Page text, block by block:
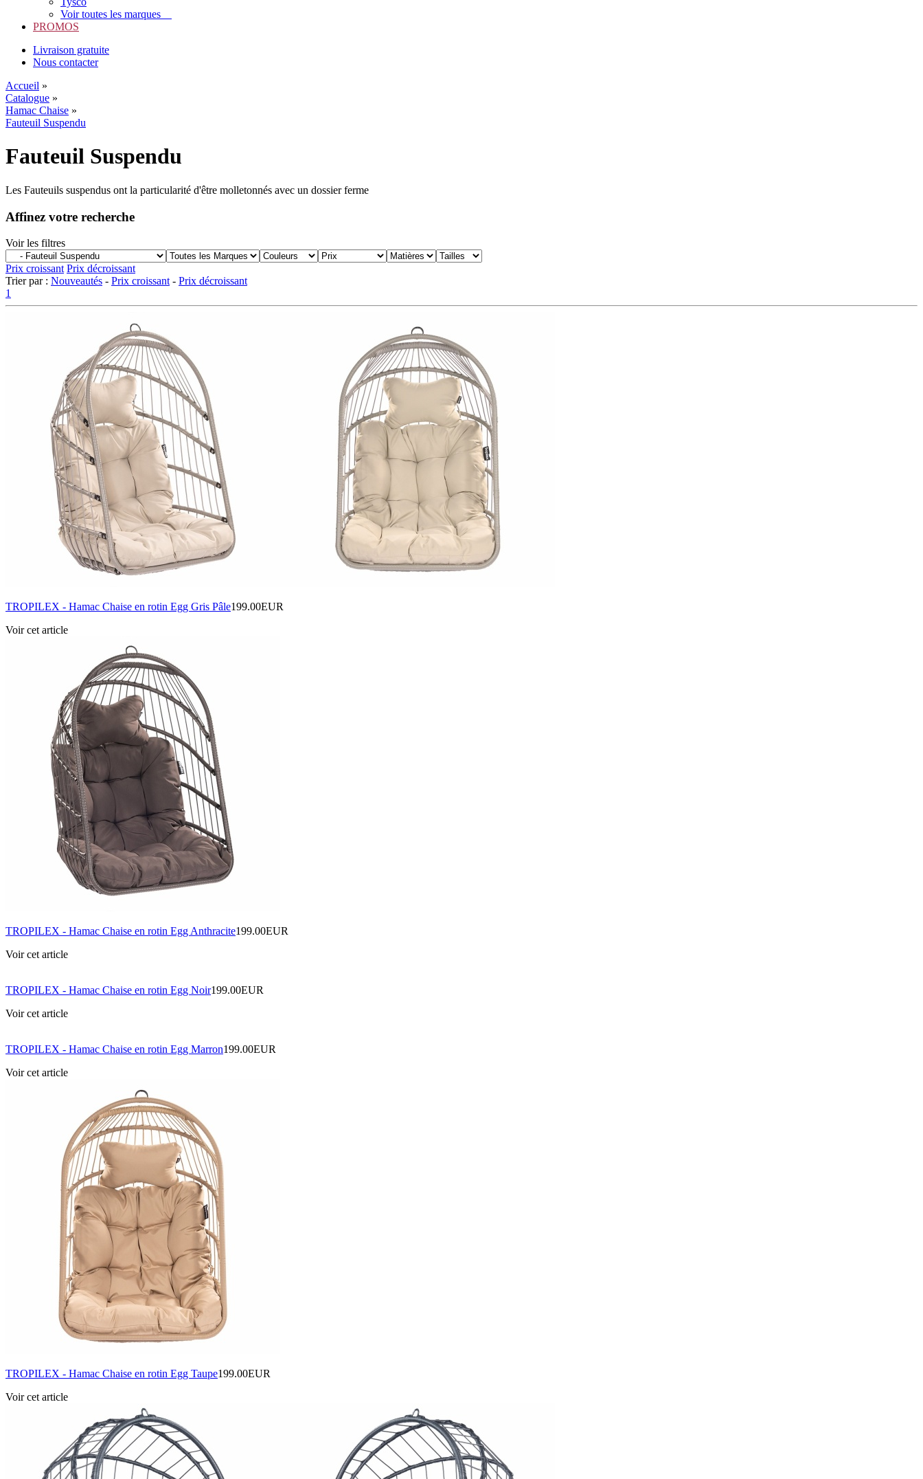
Voir toutes les marques
PROMOS
Livraison gratuite
Nous contacter
Accueil »
Catalogue »
Hamac Chaise »
Fauteuil Suspendu
Fauteuil Suspendu
Les Fauteuils suspendus ont la particularité d'être molletonnés avec un dossier ferme
Affinez votre recherche
Voir les filtres
Prix croissant Prix décroissant
Trier par : Nouveautés - Prix croissant - Prix décroissant
1
TROPILEX - Hamac Chaise en rotin Egg Gris Pâle199.00EUR
Voir cet article
TROPILEX - Hamac Chaise en rotin Egg Anthracite199.00EUR
Voir cet article
TROPILEX - Hamac Chaise en rotin Egg Noir199.00EUR
Voir cet article
TROPILEX - Hamac Chaise en rotin Egg Marron199.00EUR
Voir cet article
TROPILEX - Hamac Chaise en rotin Egg Taupe199.00EUR
Voir cet article